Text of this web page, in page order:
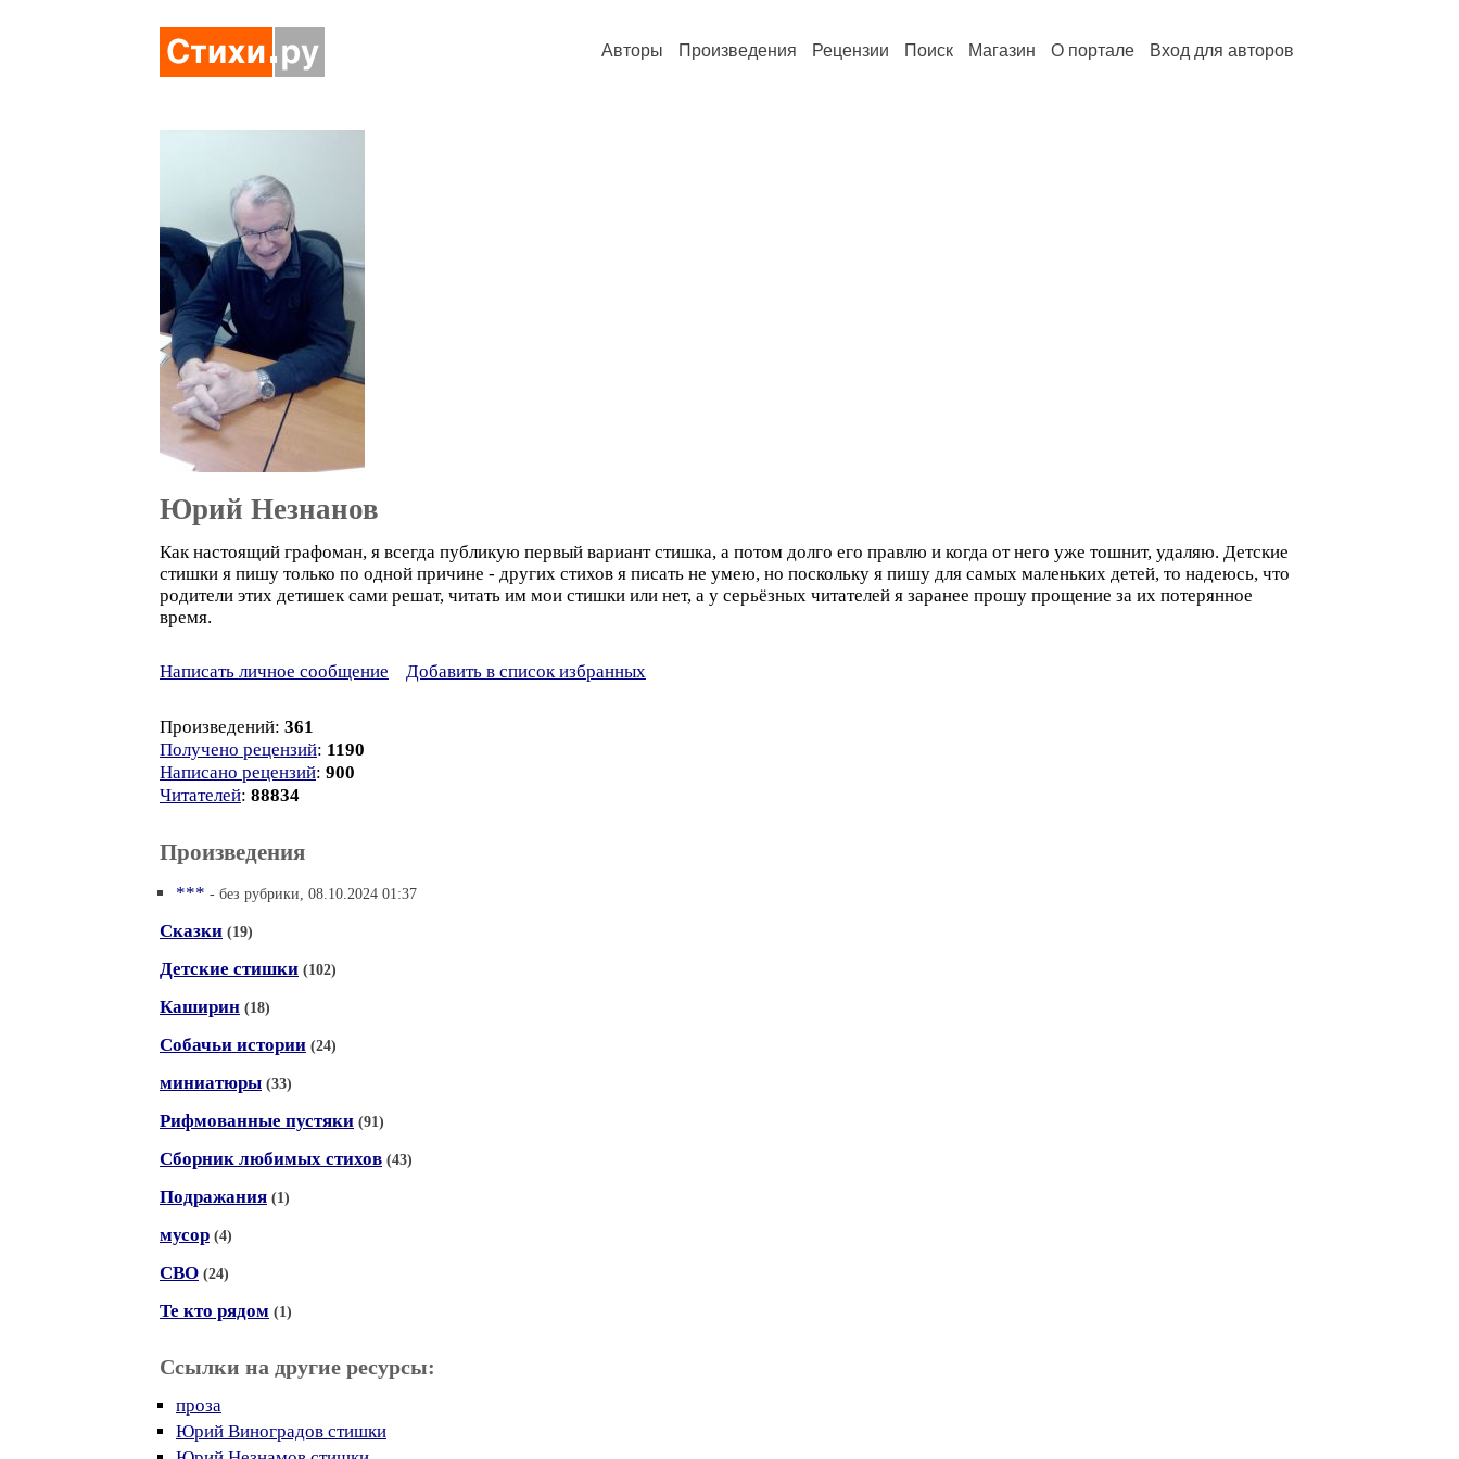
Авторы Произведения Рецензии Поиск Магазин О портале Вход для авторов
Юрий Незнанов
Как настоящий графоман, я всегда публикую первый вариант стишка, а потом долго его правлю и когда от него уже тошнит, удаляю. Детские
стишки я пишу только по одной причине - других стихов я писать не умею, но поскольку я пишу для самых маленьких детей, то надеюсь, что
родители этих детишек сами решат, читать им мои стишки или нет, а у серьёзных читателей я заранее прошу прощение за их потерянное
время.
Написать личное сообщение Добавить в список избранных
Произведений: 361
Получено рецензий: 1190
Написано рецензий: 900
Читателей: 88834
Произведения
*** - без рубрики, 08.10.2024 01:37
Сказки (19)
Детские стишки (102)
Каширин (18)
Собачьи истории (24)
миниатюры (33)
Рифмованные пустяки (91)
Сборник любимых стихов (43)
Подражания (1)
мусор (4)
СВО (24)
Те кто рядом (1)
Ссылки на другие ресурсы:
проза
Юрий Виноградов стишки